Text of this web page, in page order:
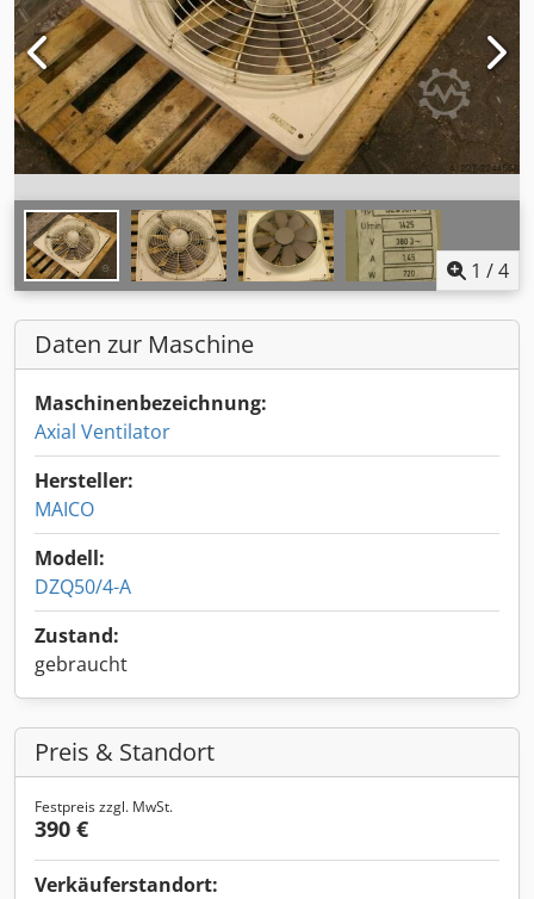
1 /4
Daten zur Maschine
Maschinenbezeichnung:
Axial Ventilator
Hersteller:
MAICO
Modell:
DZQ50/4-A
Zustand:
gebraucht
Preis & Standort
Festpreis zzgl. MwSt.
390 €
Verkäuferstandort: